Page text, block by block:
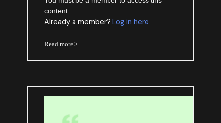
content.
Already a member?Log in here
Read more >